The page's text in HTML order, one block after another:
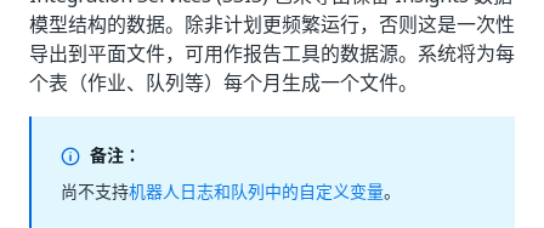
模型结构的数据。除非计划更频繁运行，否则这是一次性
导出到平面文件，可用作报告工具的数据源。系统将为每
个表（作业、队列等）每个月生成一个文件。
备注：
尚不支持机器人日志和队列中的自定义变量。